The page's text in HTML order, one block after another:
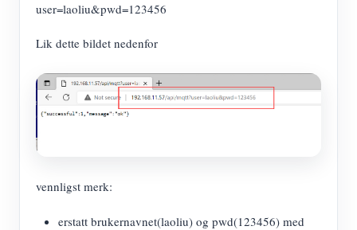
user=laoliu&pwd=123456
Lik dette bildet nedenfor
vennligst merk:
erstatt brukernavnet(laoliu) og pwd(123456) med